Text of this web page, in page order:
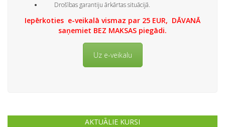
Drošības garantiju ārkārtas situācijā.
Iepērkoties e-veikalā vismaz par 25 EUR, DĀVANĀ
saņemiet BEZ MAKSAS piegādi.
Uz e-veikalu
AKTUĀLIE KURSI